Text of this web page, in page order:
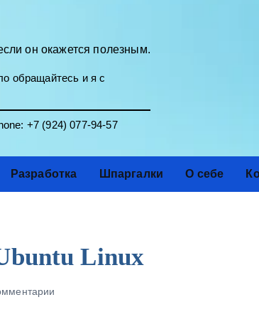
он окажется полезным.
обращайтесь и я с
+7 (924) 077-94-57
Разработка Шпаргалки О себе
Linux